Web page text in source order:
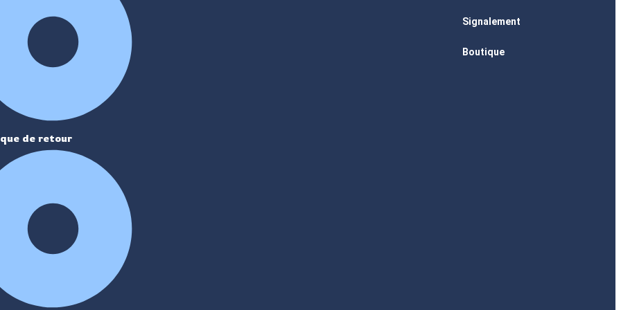
de retour
Signalement
Boutique